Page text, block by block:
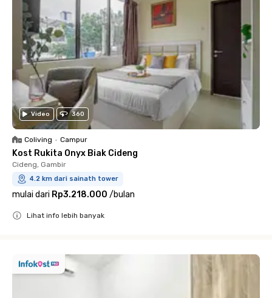
Video 360
Coliving • Campur
Kost Rukita Onyx Biak Cideng
Cideng, Gambir
4.2 km dari sainath tower
mulai dari Rp3.218.000 /bulan
Lihat info lebih banyak